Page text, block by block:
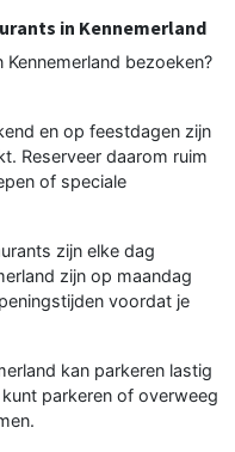
in Kennemerland
bezoeken?
en op feestdagen zijn
Reserveer daarom ruim
of speciale
zijn elke dag
zijn op maandag
voordat je
kan parkeren lastig
parkeren of overweeg